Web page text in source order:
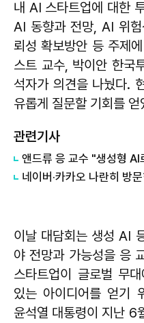
내 AI 스타트업에 대한
AI 동향과 전망, AI 위
뢰성 확보방안 등 주제
스트 교수, 박이안 한국
석자가 의견을 나눴다.
유롭게 질문할 기회를 얻
관련기사
이날 대담회는 생성 AI
야 전망과 가능성을 응
스타트업이 글로벌 무
있는 아이디어를 얻기
윤석열 대통령이 지난 6